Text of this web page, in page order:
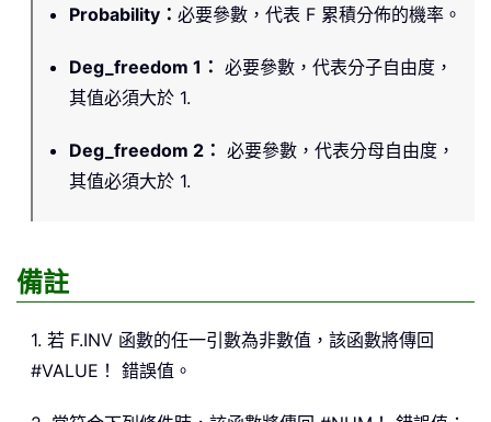
Probability ： 必要參數，代表 F 累積分佈的機率。
Deg_freedom 1 ： 必要參數，代表分子自由度，
其值必須大於 1.
Deg_freedom 2 ： 必要參數，代表分母自由度，
其值必須大於 1.
備註
1. 若 F.INV 函數的任一引數為非數值，該函數將傳回
#VALUE！ 錯誤值。